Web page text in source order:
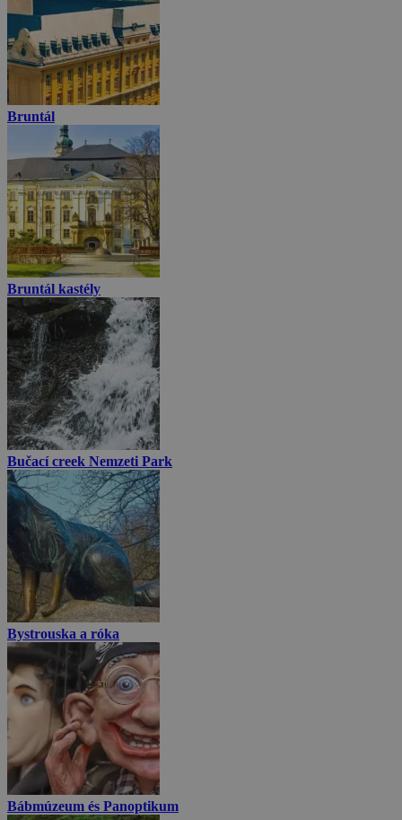
Bruntál
Bruntál kastély
Bučací creek Nemzeti Park
Bystrouska a róka
Bábmúzeum és Panoptikum